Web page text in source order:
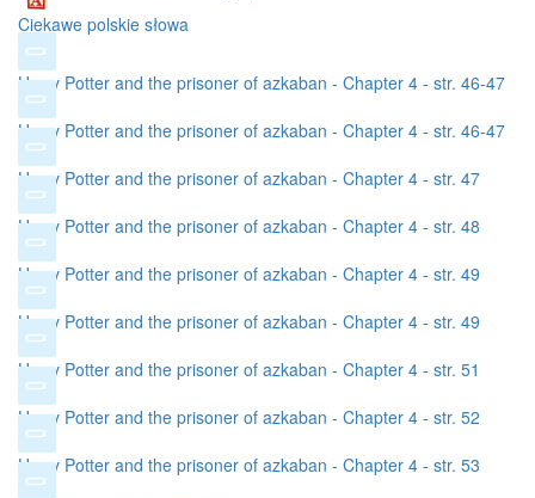
Ciekawe polskie słowa
Harry Potter and the prisoner of azkaban - Chapter 4 - str. 46-47
Harry Potter and the prisoner of azkaban - Chapter 4 - str. 46-47
(2)
Harry Potter and the prisoner of azkaban - Chapter 4 - str. 47
Harry Potter and the prisoner of azkaban - Chapter 4 - str. 48
Harry Potter and the prisoner of azkaban - Chapter 4 - str. 49
Harry Potter and the prisoner of azkaban - Chapter 4 - str. 49
Harry Potter and the prisoner of azkaban - Chapter 4 - str. 51
Harry Potter and the prisoner of azkaban - Chapter 4 - str. 52
Harry Potter and the prisoner of azkaban - Chapter 4 - str. 53